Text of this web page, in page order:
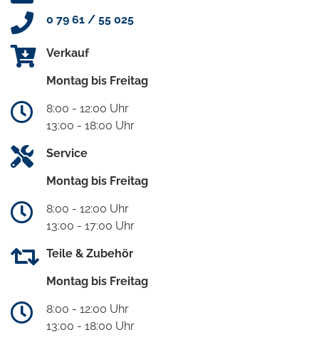
0 79 61 / 55 025
Verkauf
Montag bis Freitag
8:00 - 12:00 Uhr
13:00 - 18:00 Uhr
Service
Montag bis Freitag
8:00 - 12:00 Uhr
13:00 - 17:00 Uhr
Teile & Zubehör
Montag bis Freitag
8:00 - 12:00 Uhr
13:00 - 18:00 Uhr